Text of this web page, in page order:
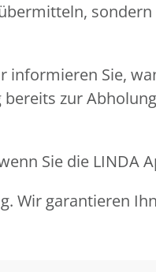
informieren Sie,
zur
Sie die LINDA
Wir garantieren